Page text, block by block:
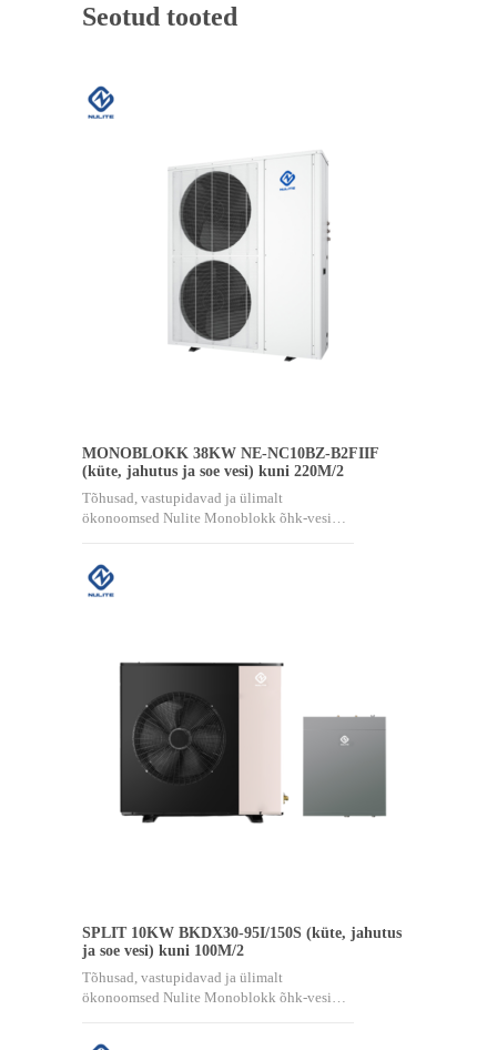
Seotud tooted
MONOBLOKK 38KW NE-NC10BZ-B2FIIF
(küte, jahutus ja soe vesi) kuni 220M/2
Tõhusad, vastupidavad ja ülimalt
ökonoomsed Nulite Monoblokk õhk-vesi…
SPLIT 10KW BKDX30-95I/150S (küte, jahutus
ja soe vesi) kuni 100M/2
Tõhusad, vastupidavad ja ülimalt
ökonoomsed Nulite Monoblokk õhk-vesi…